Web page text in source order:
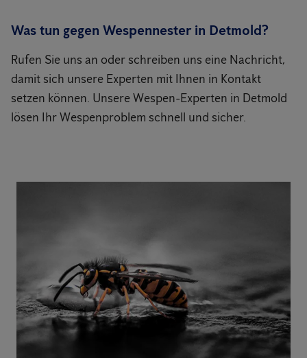
Was tun gegen Wespennester in Detmold?
Rufen Sie uns an oder schreiben uns eine Nachricht,
damit sich unsere Experten mit Ihnen in Kontakt
setzen können. Unsere Wespen-Experten in Detmold
lösen Ihr Wespenproblem schnell und sicher.